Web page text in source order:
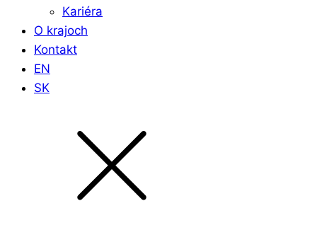
Kariéra
O krajoch
Kontakt
EN
SK